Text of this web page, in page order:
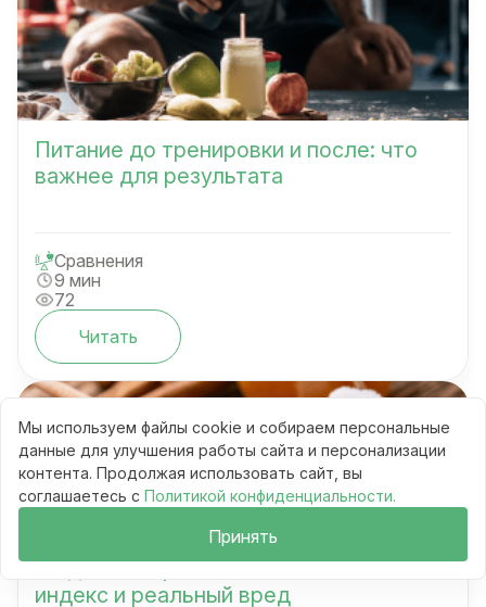
Питание до тренировки и после: что
важнее для результата
Сравнения
9 мин
72
Читать
Мёд vs сахар vs стевия: гликемический
индекс и реальный вред
Мы используем файлы cookie и собираем персональные
данные для улучшения работы сайта и персонализации
контента. Продолжая использовать сайт, вы
соглашаетесь с Политикой конфиденциальности.
Принять